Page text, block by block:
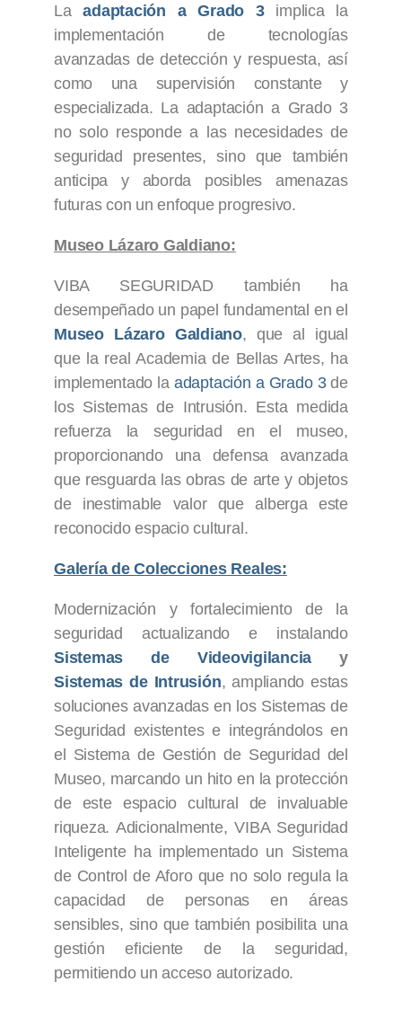
Laadaptación a Grado 3implica la
implementación de tecnologías
avanzadas de detección y respuesta, así
como una supervisión constante y
especializada. La adaptación a Grado 3
no solo responde a las necesidades de
seguridad presentes, sino que también
anticipa y aborda posibles amenazas
futuras con un enfoque progresivo.
Museo Lázaro Galdiano:
VIBA SEGURIDAD también ha
desempeñado un papel fundamental en el
Museo Lázaro Galdiano, que al igual
que la real Academia de Bellas Artes, ha
implementado la adaptación a Grado 3de
los Sistemas de Intrusión. Esta medida
refuerza la seguridad en el museo,
proporcionando una defensa avanzada
que resguarda las obras de arte y objetos
de inestimable valor que alberga este
reconocido espacio cultural.
Galería de Colecciones Reales:
Modernización y fortalecimiento de la
seguridad actualizando e instalando
Sistemas de Videovigilancia y
Sistemas de Intrusión, ampliando estas
soluciones avanzadas en los Sistemas de
Seguridad existentes e integrándolos en
el Sistema de Gestión de Seguridad del
Museo, marcando un hito en la protección
de este espacio cultural de invaluable
riqueza. Adicionalmente, VIBA Seguridad
Inteligente ha implementado un Sistema
de Control de Aforo que no solo regula la
capacidad de personas en áreas
sensibles, sino que también posibilita una
gestión eficiente de la seguridad,
permitiendo un acceso autorizado.